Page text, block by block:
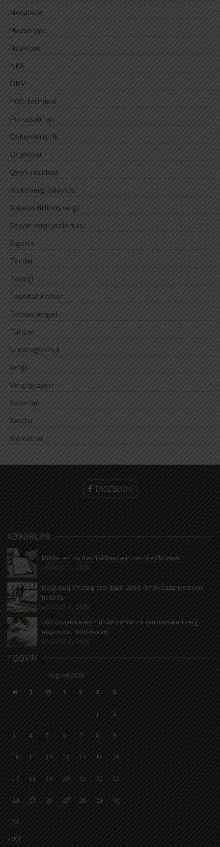
Məqalələr
Məzuniyyət
Müavinət
NKA
ÖMV
POS-terminal
Pul vəsaitləri
Qanunvericilik
Qeydiyyat
Qeyri-rezident
Riskli vergi ödəyicisi
Sadələşdirilmiş vergi
Səyyar vergi yoxlaması
Sığorta
Tender
Təsisçi
Təsnifat Kodları
Torpaq vergisi
Turizm
Uncategorized
Vergi
Vergi güzəşti
Xəbərlər
Xərclər
Xidmətlər
FACEBOOK
XƏBƏRLƏR
Müntəzəm və daimi xidmətlərin rəsmiləşdirilməsi
AUGUST 7, 2026
Məşğulluq Strategiyası 2026–2030: Əmək bazarında yeni
hədəflər
AUGUST 6, 2026
ƏDV ödəyicilərinə mühüm yenilik – Bəyannamələri vergi
orqanı özü dolduracaq
AUGUST 6, 2026
TƏQVIM
August 2026
M
T W T F S S
1 2
3 4 5 6 7 8 9
10 11 12 13 14 15 16
17 18 19 20 21 22 23
24 25 26 27 28 29 30
31
« Jul